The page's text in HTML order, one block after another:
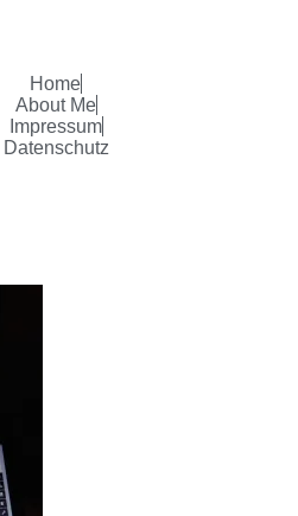
Home
About Me
Impressum
Datenschutz